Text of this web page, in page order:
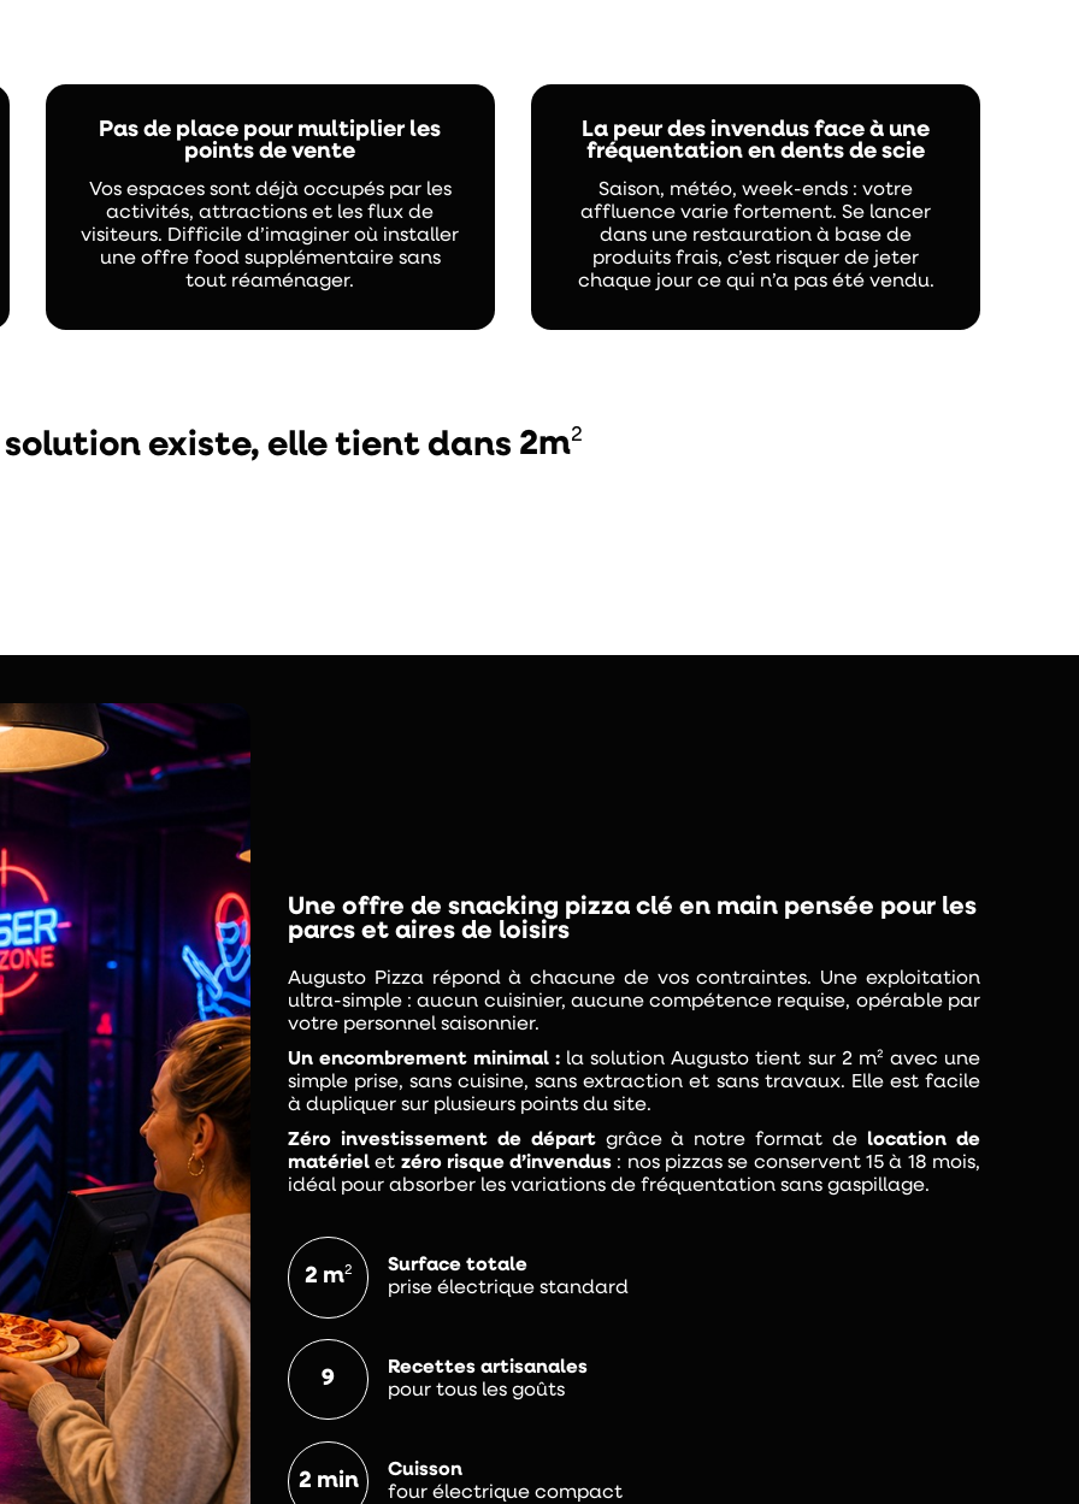
Pas de place pour multiplier les
points de vente
Vos espaces sont déjà occupés par les
activités, attractions et les flux de
visiteurs. Difficile d’imaginer où installer
une offre food supplémentaire sans
tout réaménager.
La peur des invendus face à une
fréquentation en dents de scie
Saison, météo, week-ends : votre
affluence varie fortement. Se lancer
dans une restauration à base de
produits frais, c’est risquer de jeter
chaque jour ce qui n’a pas été vendu.
solution existe, elle tient dans 2m2
Une offre de snacking pizza clé en main pensée pour les
parcs et aires de loisirs
Augusto Pizza répond à chacune de vos contraintes. Une exploitation
ultra-simple : aucun cuisinier, aucune compétence requise, opérable par
votre personnel saisonnier.
Un encombrement minimal : la solution Augusto tient sur 2 m² avec une
simple prise, sans cuisine, sans extraction et sans travaux. Elle est facile
à dupliquer sur plusieurs points du site.
Zéro investissement de départgrâce à notre format de location de
matériel et zéro risque d’invendus : nos pizzas se conservent 15 à 18 mois,
idéal pour absorber les variations de fréquentation sans gaspillage.
2 m2
Surface totale
prise électrique standard
9
Recettes artisanales
pour tous les goûts
2 min
Cuisson
four électrique compact